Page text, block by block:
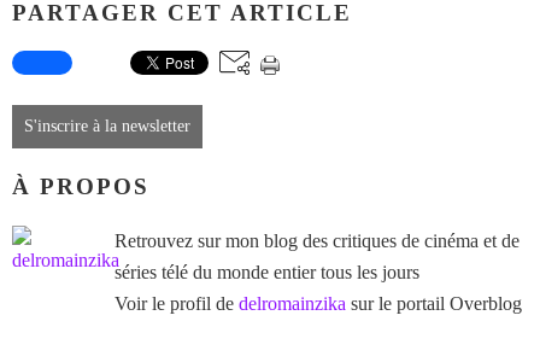
PARTAGER CET ARTICLE
S'inscrire à la newsletter
À PROPOS
Retrouvez sur mon blog des critiques de cinéma et de
séries télé du monde entier tous les jours
Voir le profil de delromainzika sur le portail Overblog